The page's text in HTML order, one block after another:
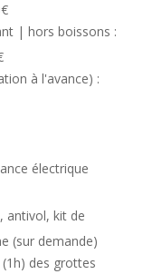
| hors boissons :
à l'avance) :
électrique
antivol, kit de
(sur demande)
des grottes